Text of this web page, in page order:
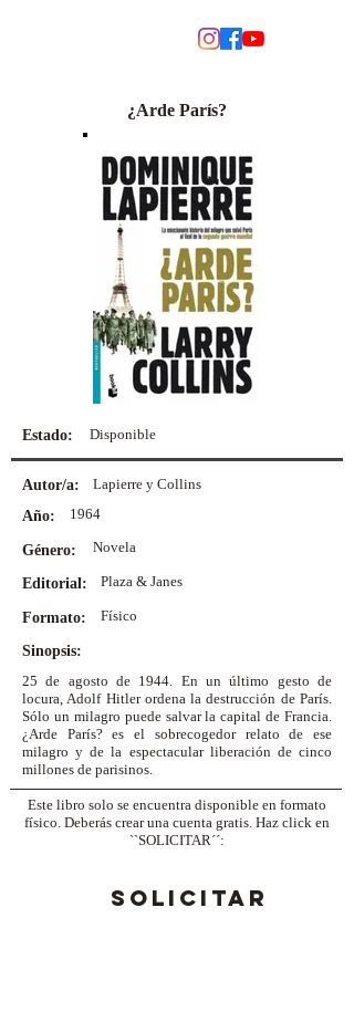
¿Arde París?
Estado: Disponible
Autor/a:
Lapierre y Collins
Año:
1964
Género: Novela
Plaza & Janes
Editorial:
Formato: Físico
Sinopsis:
25 de agosto de 1944. En un último gesto de
locura, Adolf Hitler ordena la destrucción de París.
Sólo un milagro puede salvar la capital de Francia.
¿Arde París? es el sobrecogedor relato de ese
milagro y de la espectacular liberación de cinco
millones de parisinos.
Este libro solo se encuentra disponible en formato
físico. Deberás crear una cuenta gratis. Haz click en
``SOLICITAR´´:
SOLICITAR